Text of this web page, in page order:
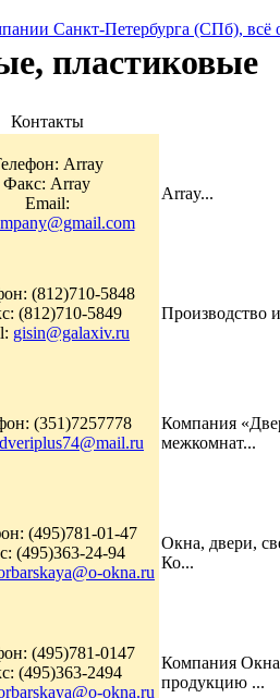
Санкт-Петербурга (СПб), всё
пластиковые
Контакты
Array
Факс: Array
Email:
Array...
(812)710-5848
(812)710-5849
gisin@galaxiv.ru
Производство
(351)7257778
dveriplus74@mail.ru
Компания
межкомнат...
(495)781-01-47
(495)363-24-94
okna.ru
Окна, двери,
Ко...
(495)781-0147
(495)363-2494
okna.ru
Компания Окна
продукцию ...